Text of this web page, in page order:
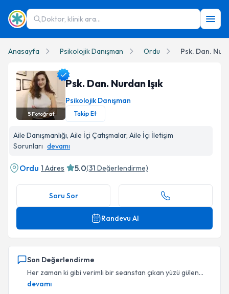
Doktor, klinik ara...
Anasayfa Psikolojik Danışman Ordu Psk. Dan.
5Fotoğraf
Psk. Dan. Nurdan Işık
Psikolojik Danışman
Takip Et
Aile Danışmanlığı, Aile İçi Çatışmalar, Aile İçi İletişim
Sorunları devamı
Ordu 1 Adres 5.0(31 Değerlendirme)
Soru Sor
Randevu Al
Son Değerlendirme
Her zaman ki gibi verimli bir seanstan çıkan yüzü gülen...
devamı